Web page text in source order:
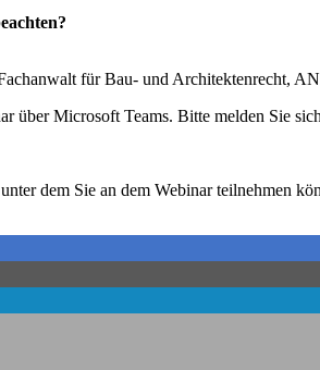
für Bau- und Architektenrecht,
über Microsoft Teams. Bitte melden Sie
dem Sie an dem Webinar teilnehmen